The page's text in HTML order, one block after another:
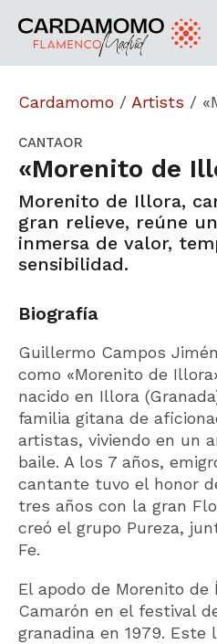
Cardamomo / Artists /
CANTAOR
«Morenito de
Morenito de Illora,
gran relieve, reúne
inmersa de valor,
sensibilidad.
Biografía
Guillermo Campos
como «Morenito de
nacido en Illora
familia gitana de
artistas, viviendo en un
baile. A los 7 años,
cantante tuvo el honor
tres años con la gran
creó el grupo Pureza,
Fe.
El apodo de Morenito
Camarón en el festival
granadina en 1979. Este